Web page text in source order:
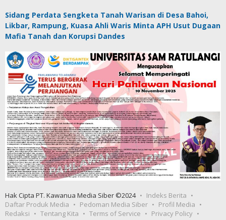
Sidang Perdata Sengketa Tanah Warisan di Desa Bahoi,
Likbar, Rampung, Kuasa Ahli Waris Minta APH Usut Dugaan
Mafia Tanah dan Korupsi Dandes
Hak Cipta PT. Kawanua Media Siber ©2024
Indeks Berita
Daftar Produk Media
Pedoman Media Siber
Profil Media
Redaksi
Tentang Kita Terms of Service
Privacy Policy